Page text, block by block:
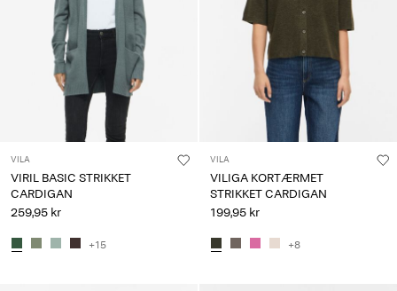
VILA
VIRIL BASIC STRIKKET
CARDIGAN
259,95 kr
+15
VILA
VILIGA KORTÆRMET
STRIKKET CARDIGAN
199,95 kr
+8